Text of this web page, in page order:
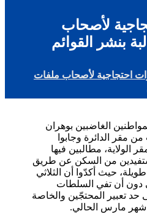
لأصحاب
بنشر القوائم
احتجاجية لأصحاب ملفات
الغاضبين بوهران
مقر الدائرة وجابوا
الولاية، مطالبين فيها
من السكن عن طريق
حيث أكدّوا أن الثلاثي
دون أن تفي السلطات
حد تعبير المحتجّين والخاصة
شهر مارس الحالي.